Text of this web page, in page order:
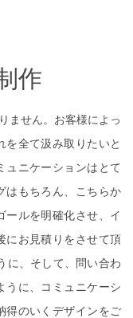
作
ません。お客様によっ
を全て汲み取りたいと
ュニケーションはとて
はもちろん、こちらか
ールを明確化させ、イ
にお見積りをさせて頂
に、そして、問い合わ
うに、コミュニケーシ
得のいくデザインをご